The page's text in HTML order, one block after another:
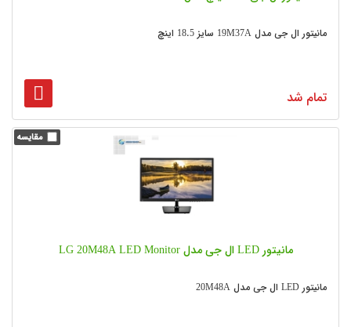
مانیتور ال جی مدل 19M37A سایز 18.5 اینچ
تمام شد
مانیتور LED ال جی مدل LG 20M48A LED Monitor
مانیتور LED ال جی مدل 20M48A